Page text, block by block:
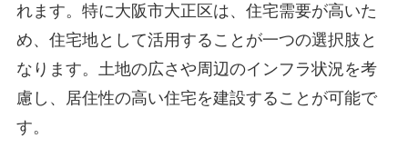
れます。特に大阪市大正区は、住宅需要が高いた
め、住宅地として活用することが一つの選択肢と
なります。土地の広さや周辺のインフラ状況を考
慮し、居住性の高い住宅を建設することが可能で
す。